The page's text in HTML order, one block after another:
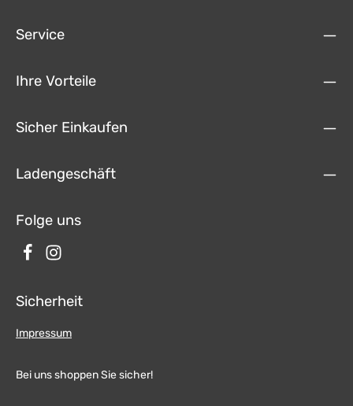
Service
Ihre Vorteile
Sicher Einkaufen
Ladengeschäft
Folge uns
Sicherheit
Impressum
Bei uns shoppen Sie sicher!